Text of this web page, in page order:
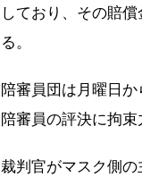
しており、その賠
る。
陪審員団は月曜日
陪審員の評決に拘
裁判官がマスク側の